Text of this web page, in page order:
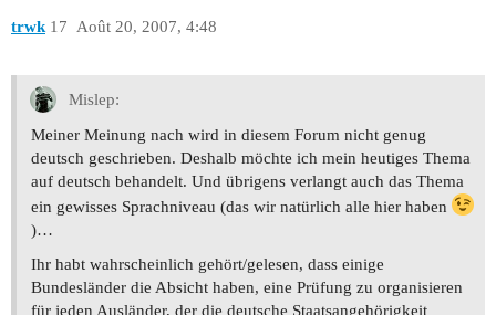
trwk Août 20, 2007, 4:48
17
Mislep:
Meiner Meinung nach wird in diesem Forum nicht genug
deutsch geschrieben. Deshalb möchte ich mein heutiges Thema
auf deutsch behandelt. Und übrigens verlangt auch das Thema
ein gewisses Sprachniveau (das wir natürlich alle hier haben
)…
Ihr habt wahrscheinlich gehört/gelesen, dass einige
Bundesländer die Absicht haben, eine Prüfung zu organisieren
für jeden Ausländer, der die deutsche Staatsangehörigkeit